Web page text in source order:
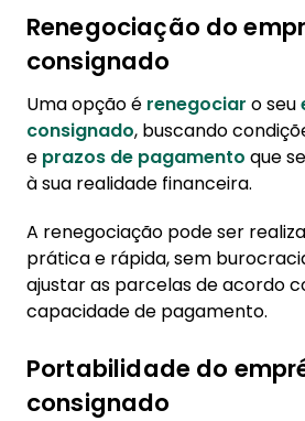
Renegociação do
consignado
Uma opção é renegociar o seu
consignado, buscando
e prazos de pagamento que
à sua realidade financeira.
A renegociação pode ser
prática e rápida, sem
ajustar as parcelas de acordo
capacidade de pagamento.
Portabilidade do
consignado